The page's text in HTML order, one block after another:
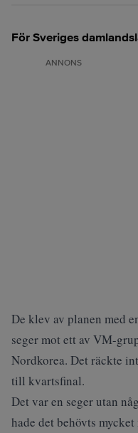
För Sveriges
ANNONS
De klev av planen med
seger mot ett av VM-
Nordkorea. Det räckte
till kvartsfinal.
Det var en seger utan
hade det behövts